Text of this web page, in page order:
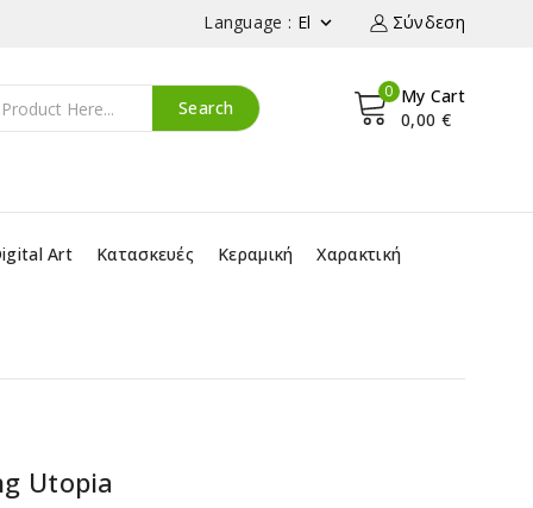
Language : El  Σύνδεση
Search
0 My Cart
0,00 €
Art Κατασκευές Κεραμική Χαρακτική
Utopia